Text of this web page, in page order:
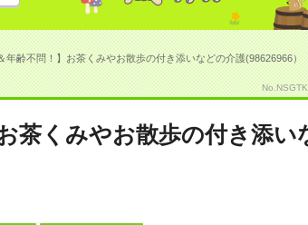
年齢不問！】お茶くみやお散歩の付き添いなどの介護(98626966）
茶くみやお散歩の付き添い